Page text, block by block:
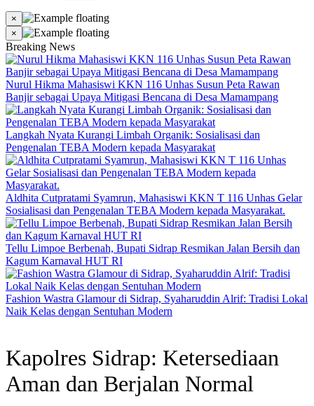
×
×
Breaking News
Nurul Hikma Mahasiswi KKN 116 Unhas Susun Peta Rawan
Banjir sebagai Upaya Mitigasi Bencana di Desa Mamampang
Langkah Nyata Kurangi Limbah Organik: Sosialisasi dan
Pengenalan TEBA Modern kepada Masyarakat
Aldhita Cutpratami Syamrun, Mahasiswi KKN T 116 Unhas Gelar
Sosialisasi dan Pengenalan TEBA Modern kepada Masyarakat.
Tellu Limpoe Berbenah, Bupati Sidrap Resmikan Jalan Bersih dan
Kagum Karnaval HUT RI
Fashion Wastra Glamour di Sidrap, Syaharuddin Alrif: Tradisi Lokal
Naik Kelas dengan Sentuhan Modern
Kapolres Sidrap: Ketersediaan
Aman dan Berjalan Normal